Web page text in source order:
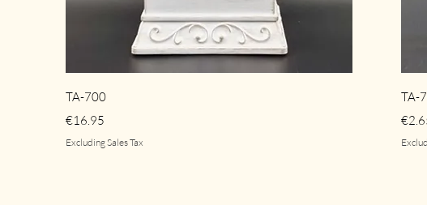
TA-700
Price
€16.95
Excluding Sales Tax
TA-
Price